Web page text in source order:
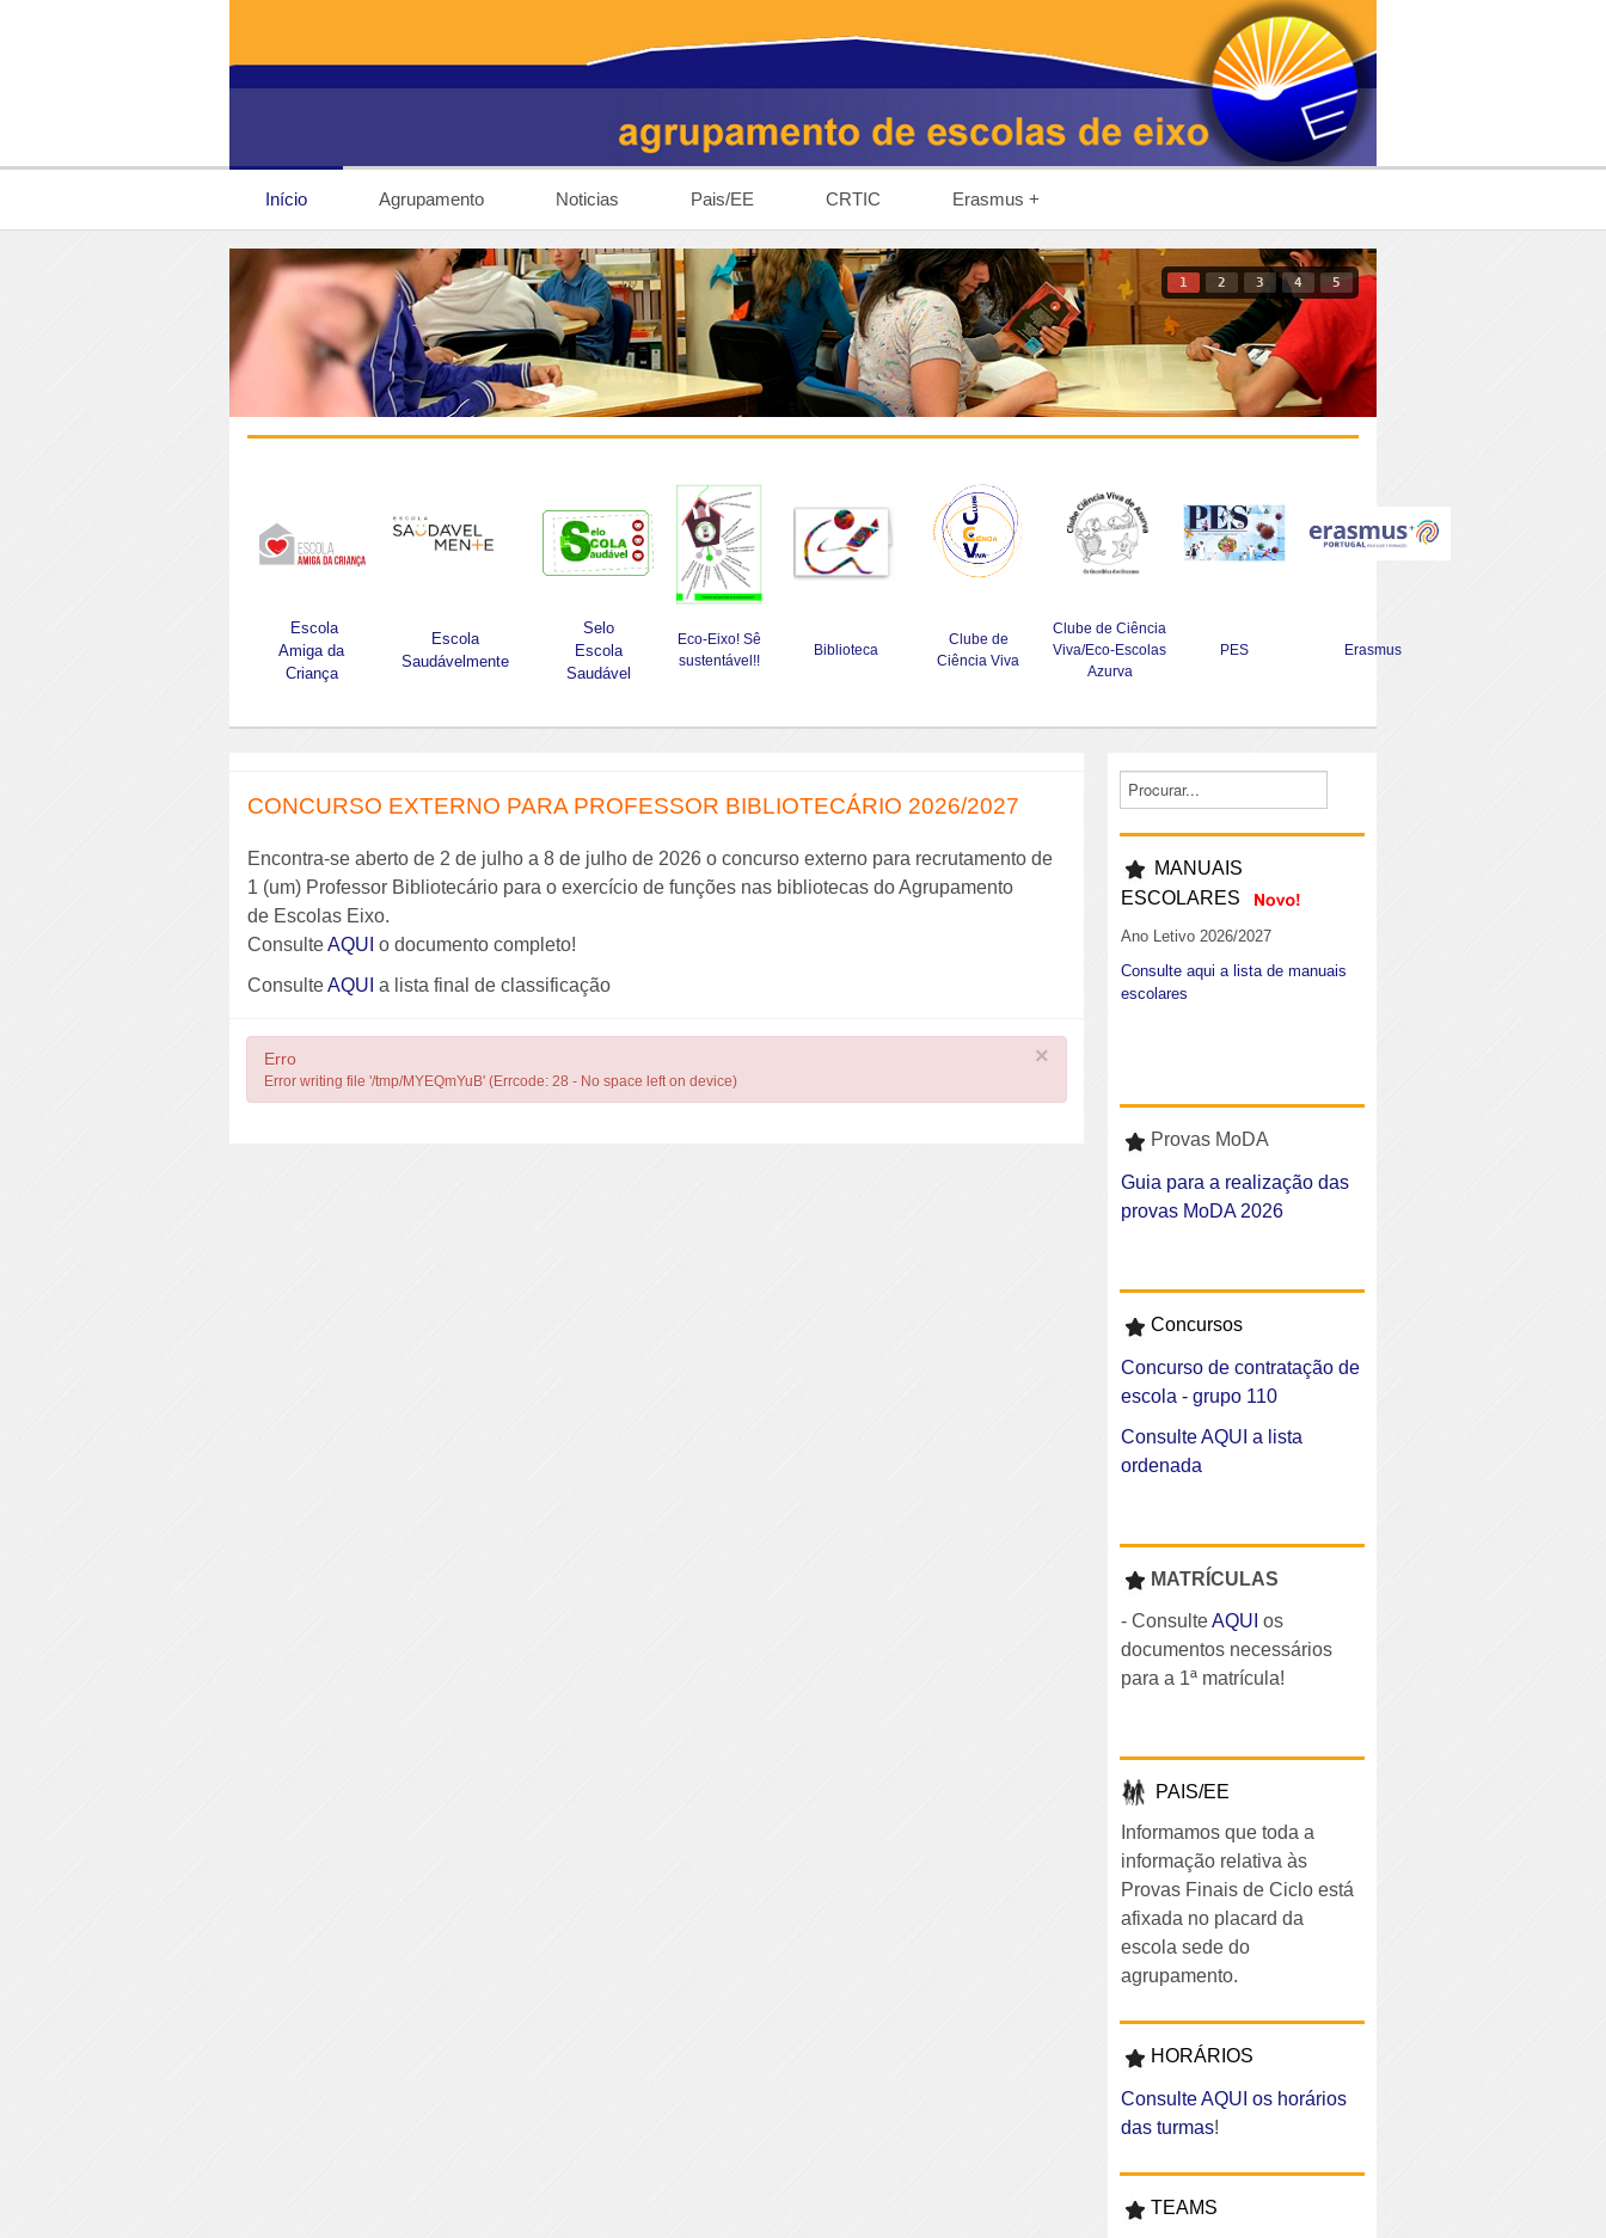
Início Agrupamento Noticias Pais/EE CRTIC Erasmus +
1 2 3 4 5
Escola
Amiga da
Criança
Escola
Saudávelmente
Selo
Escola
Saudável
Eco-Eixo! Sê
sustentável!!
Biblioteca
Clube de
Ciência Viva
Clube de Ciência
Viva/Eco-Escolas
Azurva
PES Erasmus
CONCURSO EXTERNO PARA PROFESSOR BIBLIOTECÁRIO 2026/2027
Encontra-se aberto de 2 de julho a 8 de julho de 2026 o concurso externo para recrutamento de
1 (um) Professor Bibliotecário para o exercício de funções nas bibliotecas do Agrupamento
de Escolas Eixo.
ConsulteAQUI o documento completo!
ConsulteAQUI a lista final de classificação
×
Erro
Error writing file '/tmp/MYEQmYuB' (Errcode: 28 - No space left on device)
MANUAIS
ESCOLARES
Ano Letivo 2026/2027
Consulte aqui a lista de manuais
escolares
Provas MoDA
Guia para a realização das
provas MoDA 2026
Concursos
Concurso de contratação de
escola - grupo 110
Consulte AQUI a lista
ordenada
MATRÍCULAS
- ConsulteAQUI os
documentos necessários
para a 1ª matrícula!
PAIS/EE
Informamos que toda a
informação relativa às
Provas Finais de Ciclo está
afixada no placard da
escola sede do
agrupamento.
HORÁRIOS
Consulte AQUI os horários
das turmas!
TEAMS